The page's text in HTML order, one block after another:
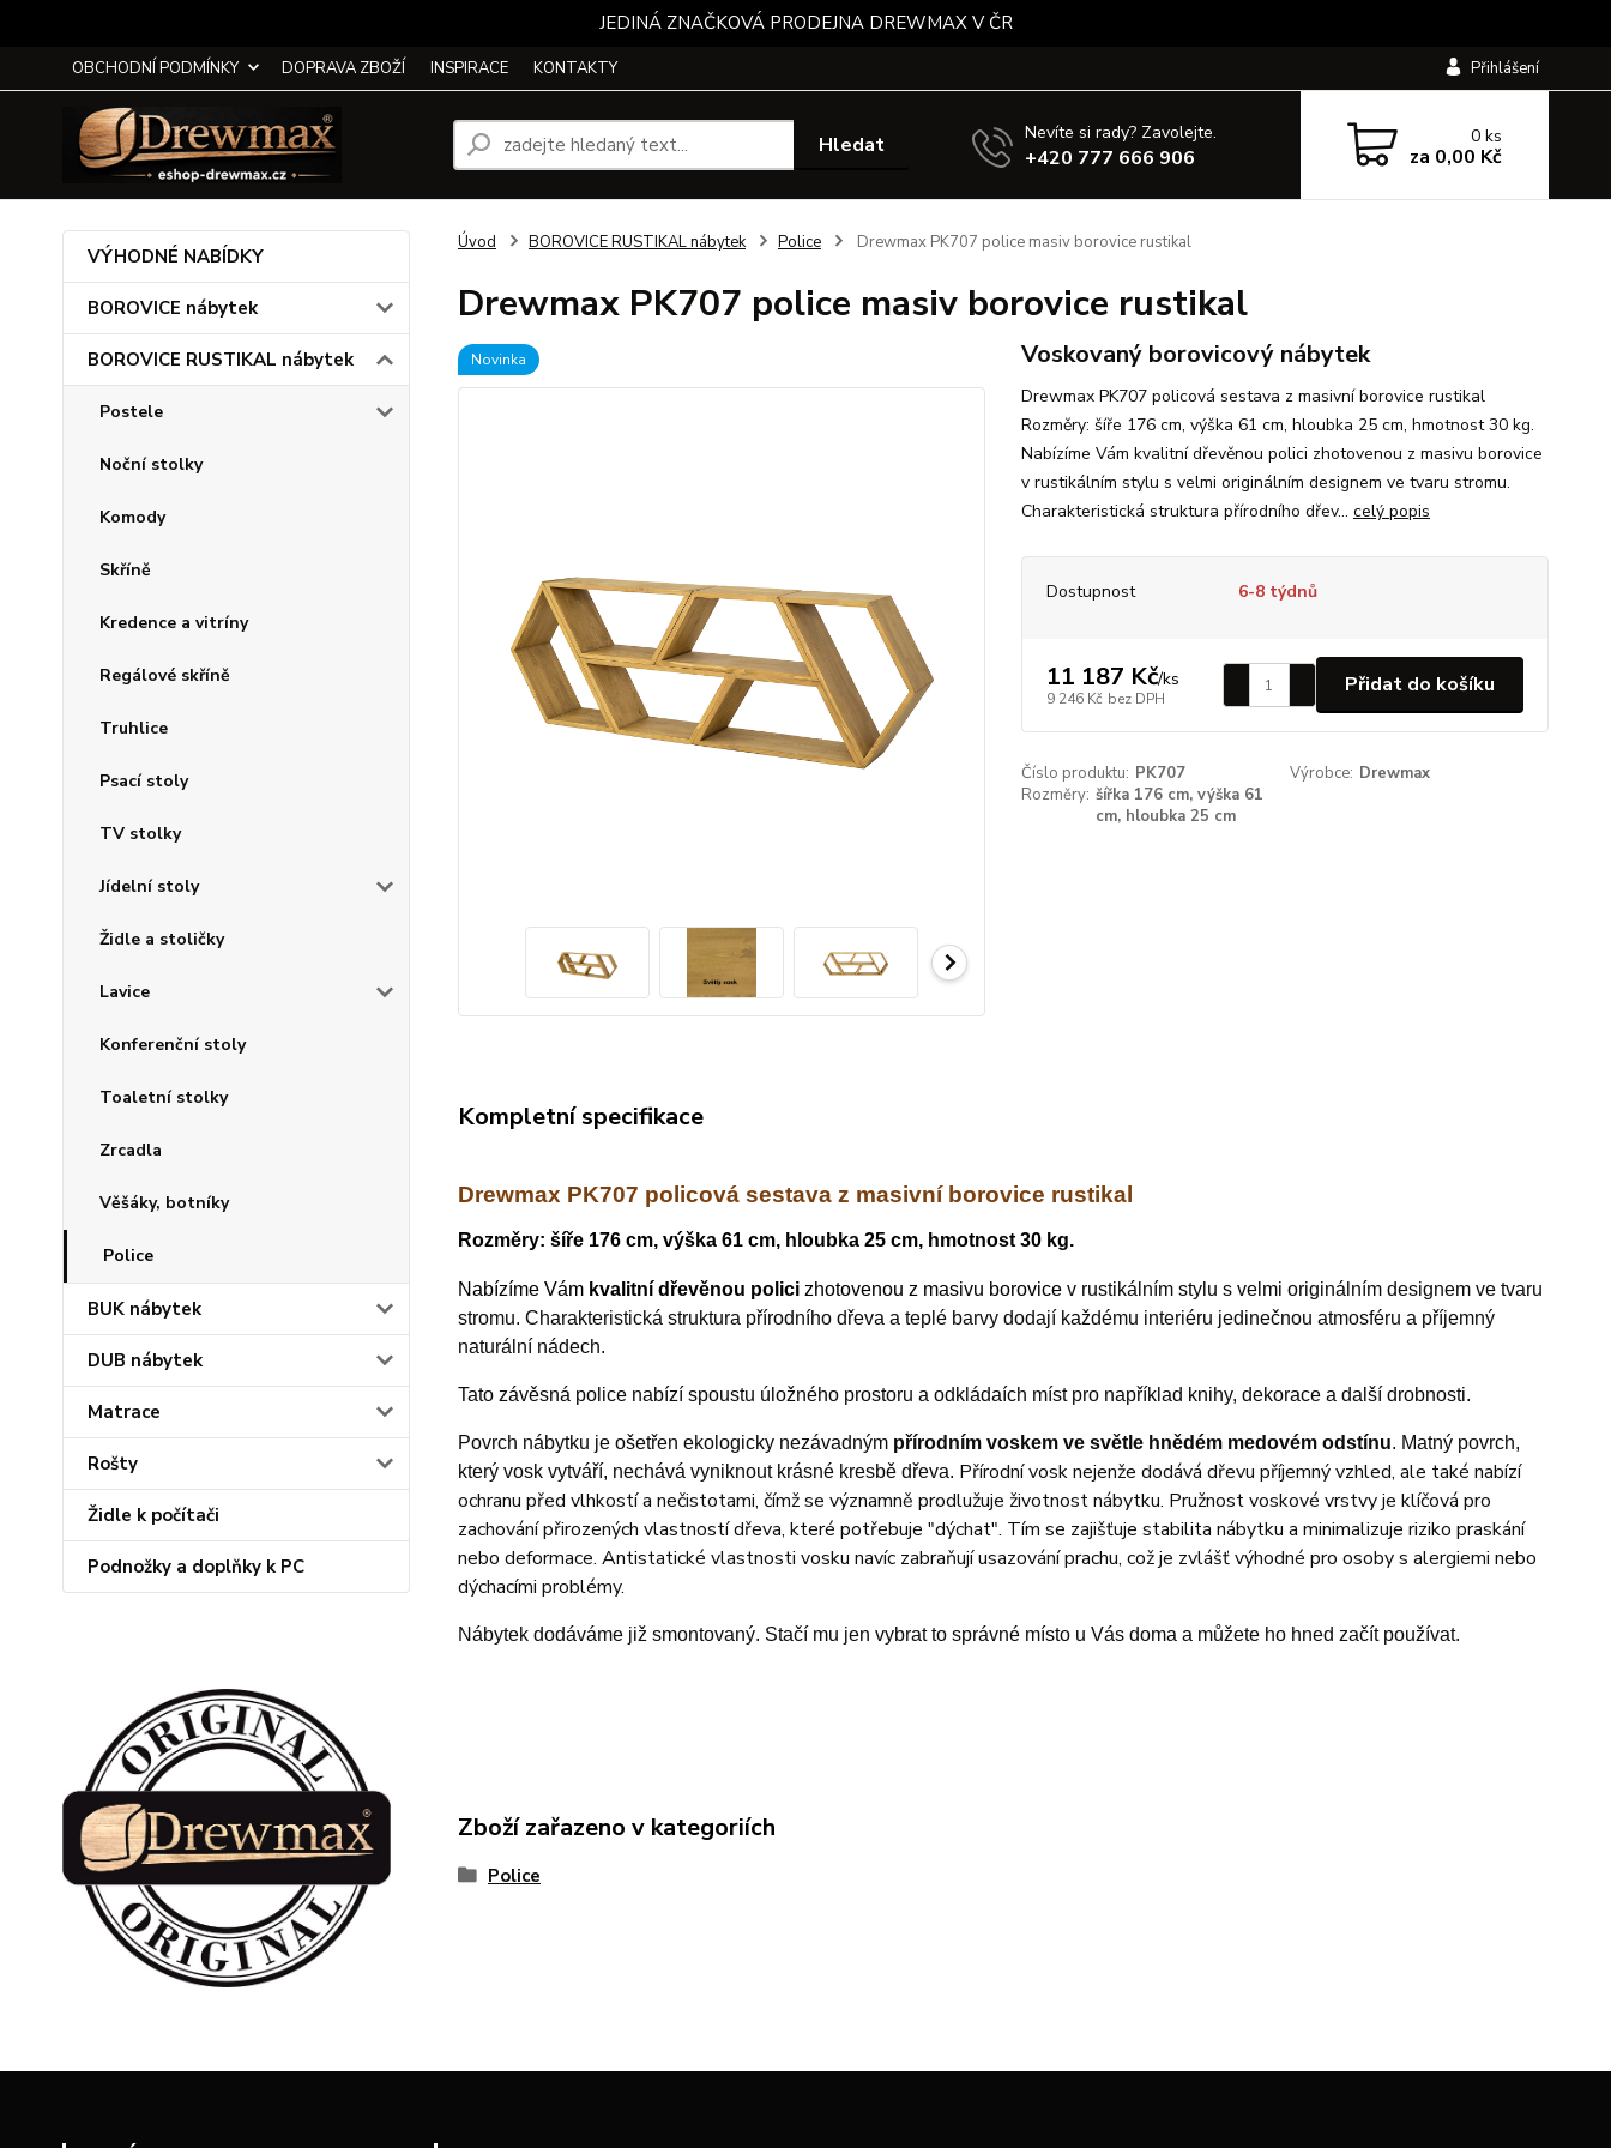
JEDINÁ ZNAČKOVÁ PRODEJNA DREWMAX V ČR
OBCHODNÍ PODMÍNKY DOPRAVA ZBOŽÍ INSPIRACE KONTAKTY Přihlášení
Hledat Nevíte si rady? Zavolejte.
+420 777 666 906
0ks
za 0,00 Kč
VÝHODNÉ NABÍDKY
BOROVICE nábytek
BOROVICE RUSTIKAL nábytek
Postele
Noční stolky
Komody
Skříně
Kredence a vitríny
Regálové skříně
Truhlice
Psací stoly
TV stolky
Jídelní stoly
Židle a stoličky
Lavice
Konferenční stoly
Toaletní stolky
Zrcadla
Věšáky, botníky
Police
BUK nábytek
DUB nábytek
Matrace
Rošty
Židle k počítači
Podnožky a doplňky k PC
Úvod BOROVICE RUSTIKAL nábytek Police Drewmax PK707 police masiv borovice rustikal
Drewmax PK707 police masiv borovice rustikal
Novinka Voskovaný borovicový nábytek
Drewmax PK707 policová sestava z masivní borovice rustikal
Rozměry: šíře 176 cm, výška 61 cm, hloubka 25 cm, hmotnost 30 kg.
Nabízíme Vám kvalitní dřevěnou polici zhotovenou z masivu borovice
v rustikálním stylu s velmi originálním designem ve tvaru stromu.
Charakteristická struktura přírodního dřev... celý popis
Dostupnost 6-8 týdnů
11 187 Kč/ks
9 246 Kč bez DPH
Přidat do košíku
Číslo produktu: PK707 Výrobce: Drewmax
Rozměry: šířka 176 cm, výška 61
cm, hloubka 25 cm
Kompletní specifikace
Drewmax PK707 policová sestava z masivní borovice rustikal
Rozměry: šíře 176 cm, výška 61 cm, hloubka 25 cm, hmotnost30 kg.
Nabízíme Vám kvalitní dřevěnou policizhotovenou z masivu borovicev rustikálním stylu s velmi originálním designem ve tvaru
stromu. Charakteristická struktura přírodního dřeva a teplé barvy dodají každému interiéru jedinečnou atmosféru a příjemný
naturální nádech.
Tato závěsná police nabízí spoustu úložného prostoru a odkládaích míst pro například knihy, dekorace a další drobnosti.
Povrch nábytku je ošetřen ekologicky nezávadným přírodním voskem ve světle hnědém medovém odstínu. Matný povrch,
který vosk vytváří, nechává vyniknout krásné kresbě dřeva. Přírodní vosk nejenže dodává dřevu příjemný vzhled, ale také nabízí
ochranu před vlhkostí a nečistotami, čímž se významně prodlužuje životnost nábytku. Pružnost voskové vrstvy je klíčová pro
zachování přirozených vlastností dřeva, které potřebuje "dýchat". Tím se zajišťuje stabilita nábytku a minimalizuje riziko praskání
nebo deformace. Antistatické vlastnosti vosku navíc zabraňují usazování prachu, což je zvlášť výhodné pro osoby s alergiemi nebo
dýchacími problémy.
Nábytek dodáváme již smontovaný. Stačí mu jen vybrat to správné místo u Vás doma a můžete ho hned začít používat.
Zboží zařazeno v kategoriích
Police